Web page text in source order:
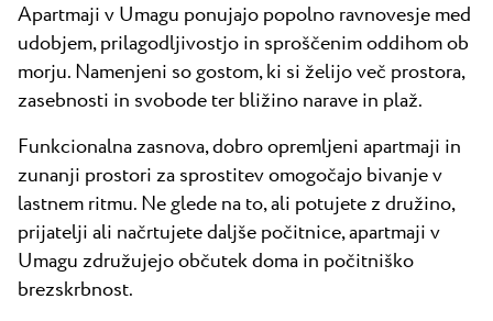
Apartmaji v Umagu ponujajo popolno ravnovesje med
udobjem, prilagodljivostjo in sproščenim oddihom ob
morju. Namenjeni so gostom, ki si želijo več prostora,
zasebnosti in svobode ter bližino narave in plaž.
Funkcionalna zasnova, dobro opremljeni apartmaji in
zunanji prostori za sprostitev omogočajo bivanje v
lastnem ritmu. Ne glede na to, ali potujete z družino,
prijatelji ali načrtujete daljše počitnice, apartmaji v
Umagu združujejo občutek doma in počitniško
brezskrbnost.